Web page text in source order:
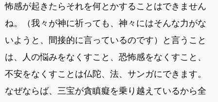
怖感が起きたらそれを何とかすることはできません
ね。（我々が神に祈っても、神々にはそんな力がな
いようと、間接的に言っているのです）と言うこと
は、人の悩みをなくすこと、恐怖感をなくすこと、
不安をなくすことは仏陀、法、サンガにできます。
なぜならば、三宝が貪瞋癡を乗り越えているから全